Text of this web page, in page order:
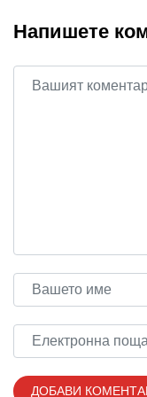
Напишете